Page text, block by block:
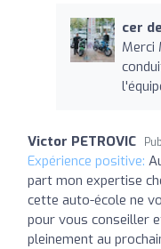
cer
Merci
Victor PETROVIC
Expérience positive:
part mon expertise
cette auto-école ne
pour vous conseiller
pleinement au